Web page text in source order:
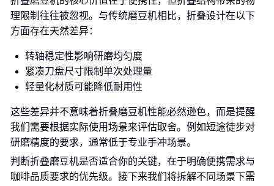
理限制往往被忽视。与传统磨豆机相比，折叠设计在以下
方面存在天然差异：
转轴稳定性影响研磨均匀度
紧凑刀盘尺寸限制单次处理量
轻量化材质可能降低耐用性
这些差异并不意味着折叠磨豆机性能必然逊色，而是提醒
我们需要根据实际使用场景来评估取舍。例如短途徒步对
研磨精度的要求，通常低于专业手冲场景。
判断折叠磨豆机是否适合你的关键，在于明确便携需求与
咖啡品质要求的优先级。接下来我们将拆解不同场景下需